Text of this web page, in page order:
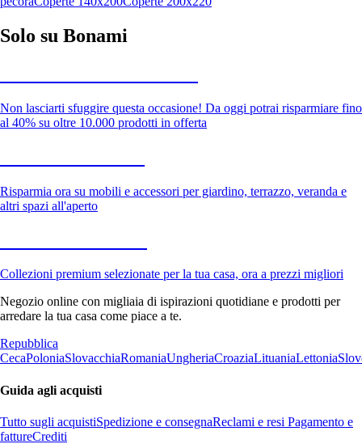
Solo su Bonami
Non lasciarti sfuggire questa occasione! Da oggi potrai risparmiare fino
al 40% su oltre 10.000 prodotti in offerta
Risparmia ora su mobili e accessori per giardino, terrazzo, veranda e
altri spazi all'aperto
Collezioni premium selezionate per la tua casa, ora a prezzi migliori
Negozio online con migliaia di ispirazioni quotidiane e prodotti per
arredare la tua casa come piace a te.
Repubblica
CecaPoloniaSlovacchiaRomaniaUngheriaCroaziaLituaniaLettonia
Guida agli acquisti
Tutto sugli acquistiSpedizione e consegnaReclami e resi Pagamento e
fattureCrediti